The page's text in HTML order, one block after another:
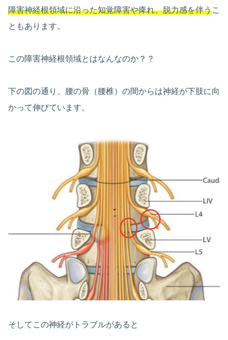
障害神経根領域に沿った知覚障害や痺れ、脱力感を伴うこ
ともあります。
この障害神経根領域とはなんなのか？？
下の図の通り、腰の骨（腰椎）の間からは神経が下肢に向
かって伸びています。
そしてこの神経がトラブルがあると